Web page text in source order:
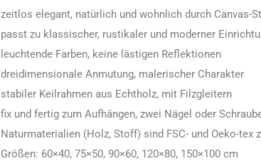
zeitlos elegant, natürlich und wohnlich durch Canvas-
passt zu klassischer, rustikaler und moderner
leuchtende Farben, keine lästigen Reflektionen
dreidimensionale Anmutung, malerischer Charakter
stabiler Keilrahmen aus Echtholz, mit Filzgleitern
fix und fertig zum Aufhängen, zwei Nägel oder
Naturmaterialien (Holz, Stoff) sind FSC- und Oeko-tex
Größen: 60×40, 75×50, 90×60, 120×80, 150×100 cm